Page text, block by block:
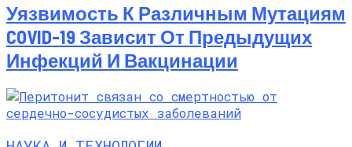
Уязвимость К Различным Мутациям
COVID-19 Зависит От Предыдущих
Инфекций И Вакцинации